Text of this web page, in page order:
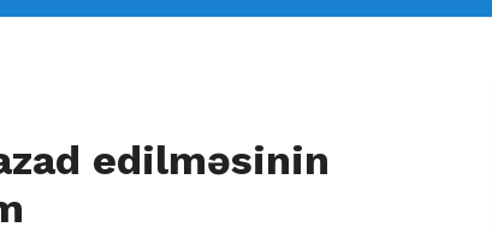
edilməsinin